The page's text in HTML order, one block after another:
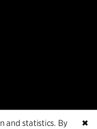
✖
and statistics. By